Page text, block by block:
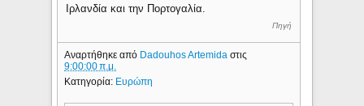
Ιρλανδία και την Πορτογαλία.
Πηγή
Αναρτήθηκε από Dadouhos Artemidaστις
9:00:00 π.μ.
Κατηγορία: Ευρώπη